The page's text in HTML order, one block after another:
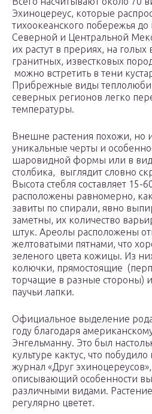
Эхиноцереус, которые
тихоокеанского побережья
Северной и Центральной
их растут в прериях, на голых
гранитных, известковых
можно встретить в тени
Прибрежные виды
северных регионов легко
температуры.
Внешне растения похожи, но
уникальные черты и
шаровидной формы или в
столбика, выглядит словно
Высота стебля составляет 15-
расположены равномерно,
завиты по спирали, явно
заметны, их количество
штук. Ареолы расположены
желтоватыми пятнами, что
зеленого цвета кожицы. Из
колючки, прямостоящие
торчащие в разные стороны)
паучьи лапки.
Официальное выделение
году благодаря
Энгельманну. Это был
культуре кактус, что
журнал «Друг
описывающий особенности
различными видами.
регулярно цветет.